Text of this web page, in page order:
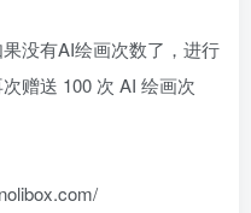
没有AI绘画次数了，进行
赠送 100 次 AI 绘画次